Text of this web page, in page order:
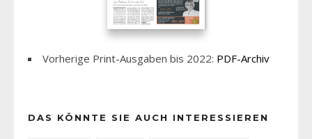
Vorherige Print-Ausgaben bis 2022: PDF-Archiv
DAS KÖNNTE SIE AUCH INTERESSIEREN